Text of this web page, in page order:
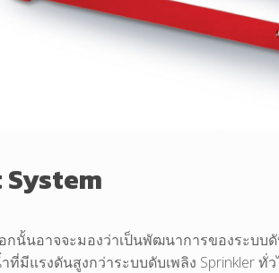
กนั้นอาจจะมองว่าเป็นพัฒนาการของระบบ
ำที่มีแรงดันสูงกว่าระบบดับเพลิง